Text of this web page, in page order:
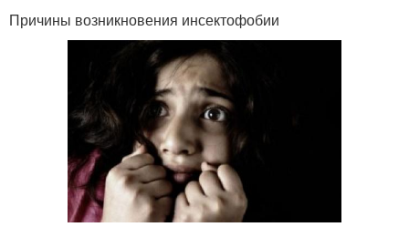
Причины возникновения инсектофобии